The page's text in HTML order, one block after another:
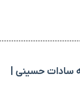
سادات حسینی |